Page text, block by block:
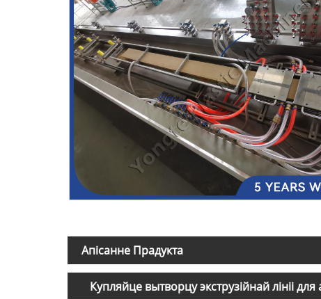
Апісанне Прадукта
Купляйце вытворцу экструзійнай лініі для